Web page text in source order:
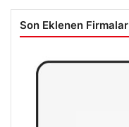
Son Eklenen Firmalar